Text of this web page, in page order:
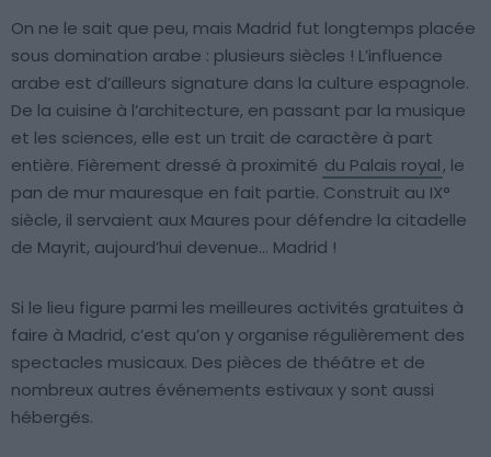
On ne le sait que peu, mais Madrid fut longtemps placée
sous domination arabe : plusieurs siècles ! L’influence
arabe est d’ailleurs signature dans la culture espagnole.
De la cuisine à l’architecture, en passant par la musique
et les sciences, elle est un trait de caractère à part
entière. Fièrement dressé à proximité du Palais royal, le
pan de mur mauresque en fait partie. Construit au IX°
siècle, il servaient aux Maures pour défendre la citadelle
de Mayrit, aujourd’hui devenue… Madrid !
Si le lieu figure parmi les meilleures activités gratuites à
faire à Madrid, c’est qu’on y organise régulièrement des
spectacles musicaux. Des pièces de théâtre et de
nombreux autres événements estivaux y sont aussi
hébergés.